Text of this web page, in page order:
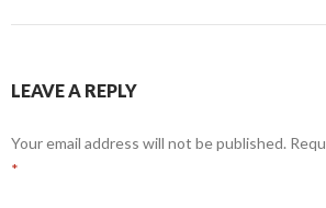
LEAVE A REPLY
Your email address will not be published.
*